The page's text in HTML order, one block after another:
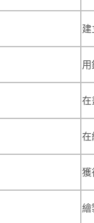
建
用
在
在
獲
繪